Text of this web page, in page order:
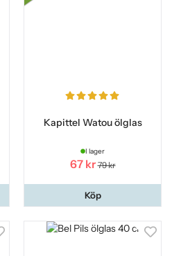
Kapittel Watou ölglas
I lager
67 kr 79 kr
Köp